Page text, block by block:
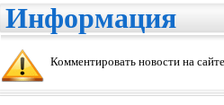
Информация
Комментировать новости на